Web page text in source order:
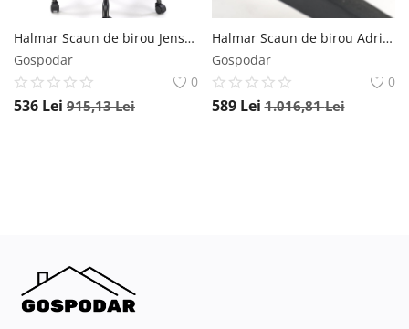
Halmar Scaun de birou Jensen negru/gri/rosu H125 cm JENSEN office chair, black / grey / red
Gospodar
0
536 Lei 915,13Lei
Halmar Scaun de birou Adriano stofa olive H110 cm
Gospodar
0
589 Lei 1.016,81Lei